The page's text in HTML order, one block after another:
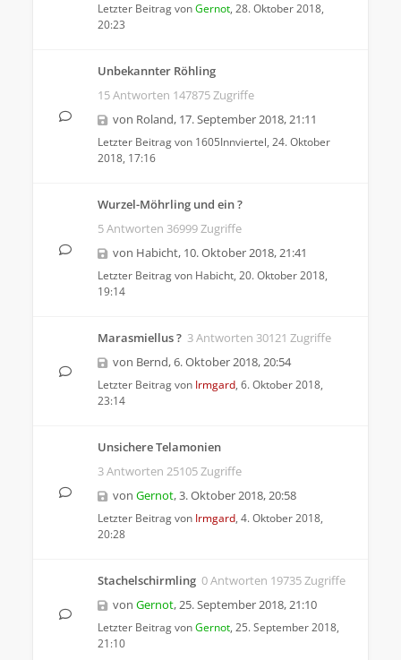
Letzter Beitrag vonGernot, 28. Oktober 2018,
20:23
Unbekannter Röhling
15 Antworten 147875 Zugriffe
von Roland, 17. September 2018, 21:11
Letzter Beitrag von 1605Innviertel, 24. Oktober
2018, 17:16
Wurzel-Möhrling und ein ?
5 Antworten 36999 Zugriffe
von Habicht, 10. Oktober 2018, 21:41
Letzter Beitrag von Habicht, 20. Oktober 2018,
19:14
Marasmiellus ? 3 Antworten 30121 Zugriffe
von Bernd,6. Oktober 2018, 20:54
Letzter Beitrag von Irmgard, 6. Oktober 2018,
23:14
Unsichere Telamonien
3 Antworten 25105 Zugriffe
von Gernot,3. Oktober 2018, 20:58
Letzter Beitrag von Irmgard, 4. Oktober 2018,
20:28
Stachelschirmling 0 Antworten 19735 Zugriffe
von Gernot,25. September 2018, 21:10
Letzter Beitrag vonGernot, 25. September 2018,
21:10